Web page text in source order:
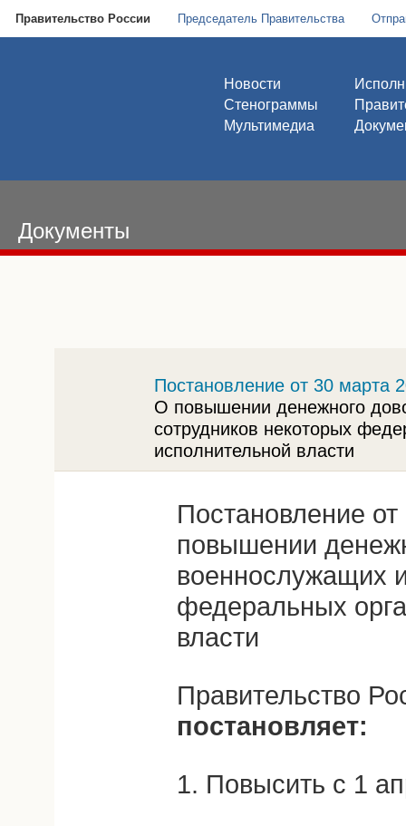
Правительство России Председатель Правительства
Новости
Стенограммы
Мультимедиа
Документы
Постановление от 30 марта
О повышении денежного
сотрудников некоторых
исполнительной власти
Постановление
повышении
военнослужащих
федеральных
власти
Правительство
постановляет:
1. Повысить с 1